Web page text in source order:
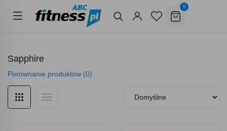
0
Sapphire
Porównanie produktów (0)